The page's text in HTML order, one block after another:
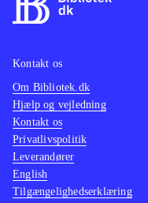
Kontakt os
Om Bibliotek.dk
Hjælp og vejledning
Kontakt os
Privatlivspolitik
Leverandører
English
Tilgængelighedserklæring